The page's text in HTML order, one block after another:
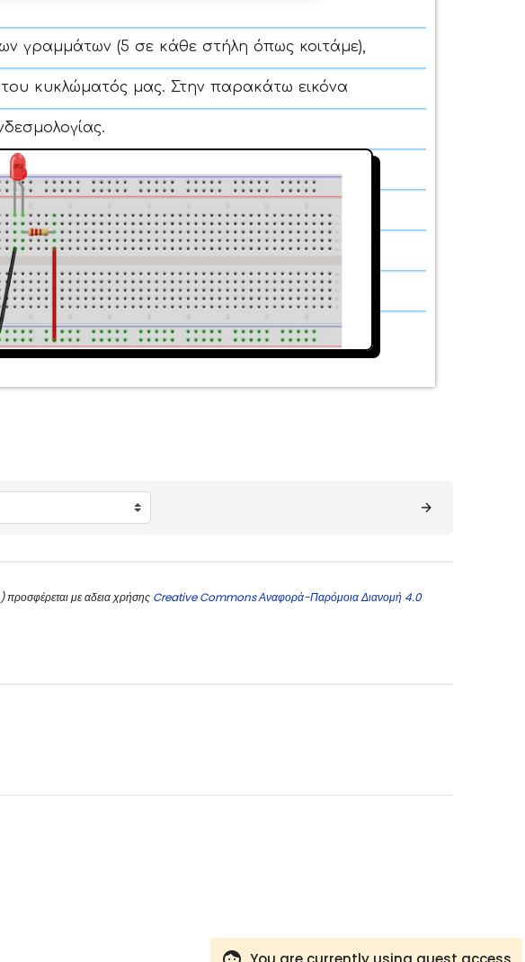
γραμμάτων (5 σε κάθε στήλη όπως κοιτάμε),
κυκλώματός μας. Στην παρακάτω εικόνα
προσφέρεται με αδεια χρήσης Creative Commons Αναφορά-Παρόμοια Διανομή 4.0